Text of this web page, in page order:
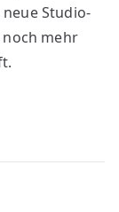
Studio-
mehr